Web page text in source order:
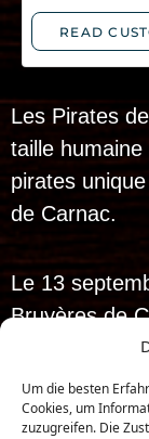
Um die besten
Cookies, um
zuzugreifen. Die
Les Pirates
taille
pirates
de Carnac.
Le 13
Bruyères de
et dès le 10
nouveau